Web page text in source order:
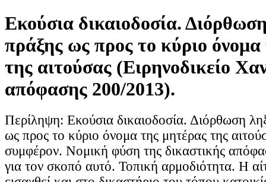
Εκούσια δικαιοδοσία.
πράξης ως προς το κύριο
της αιτούσας (Ειρηνοδικείο
απόφασης 200/2013).
Περίληψη: Εκούσια δικαιοδοσία. Διόρθωση
ως προς το κύριο όνομα της μητέρας της
συμφέρον. Νομική φύση της δικαστικής
για τον σκοπό αυτό. Τοπική αρμοδιότητα. Η